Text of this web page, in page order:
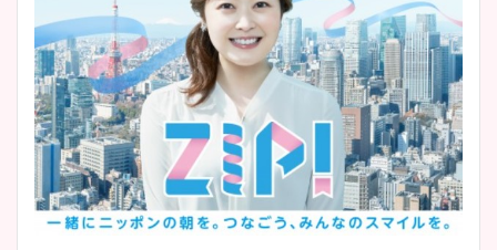
池谷実悠アナのメガネ画像が
かわいい！カップや水着姿も
まとめた！